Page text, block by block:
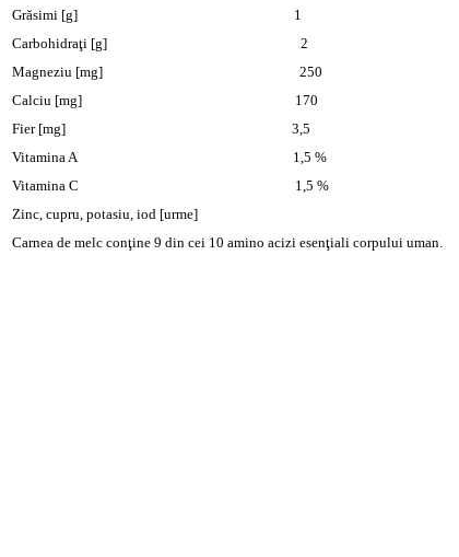
Grăsimi [g] 1
Carbohidraţi [g] 2
Magneziu [mg] 250
Calciu [mg] 170
Fier [mg] 3,5
Vitamina A 1,5 %
Vitamina C 1,5 %
Zinc, cupru, potasiu, iod [urme]
Carnea de melc conţine 9 din cei 10 amino acizi esenţiali corpului uman.